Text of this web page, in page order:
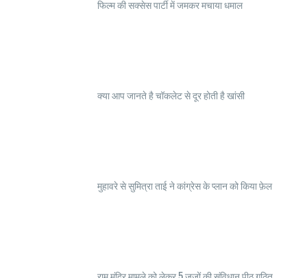
फिल्म की सक्सेस पार्टी में जमकर मचाया धमाल
क्या आप जानते है चॉकलेट से दूर होती है खांसी
मुहावरे से सुमित्रा ताई ने कांग्रेस के प्लान को किया फ़ेल